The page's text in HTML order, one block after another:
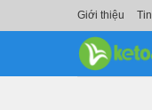
Giới thiệu